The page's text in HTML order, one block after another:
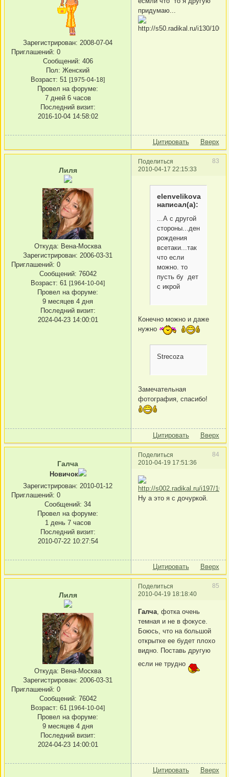
Зарегистрирован: 2008-07-04
Приглашений: 0
Сообщений: 406
Пол: Женский
Возраст: 51 [1975-04-18]
Провел на форуме:
7 дней 6 часов
Последний визит:
2016-10-04 14:58:02
придумаю...
Цитировать Вверх
Поделиться
83
2010-04-17 22:15:33
Лиля
Откуда: Вена-Москва
Зарегистрирован: 2006-03-31
Приглашений: 0
Сообщений: 76042
Возраст: 61 [1964-10-04]
Провел на форуме:
9 месяцев 4 дня
Последний визит:
2024-04-23 14:00:01
elenvelikova
написал(а):
...А с другой
стороны...день
рождения
всетаки...так
что если
можно. то
пусть бу дет
с икрой
Конечно можно и даже
нужно
Strecoza
Замечательная
фотография, спасибо!
Цитировать Вверх
Поделиться
84
2010-04-19 17:51:36
Галча
Новичок
Зарегистрирован: 2010-01-12
Приглашений: 0
Сообщений: 34
Провел на форуме:
1 день 7 часов
Последний визит:
2010-07-22 10:27:54
Ну а это я с дочуркой.
Цитировать Вверх
Поделиться
85
2010-04-19 18:18:40
Лиля
Откуда: Вена-Москва
Зарегистрирован: 2006-03-31
Приглашений: 0
Сообщений: 76042
Возраст: 61 [1964-10-04]
Провел на форуме:
9 месяцев 4 дня
Последний визит:
2024-04-23 14:00:01
Галча, фотка очень
темная и не в фокусе.
Боюсь, что на большой
открытке ее будет плохо
видно. Поставь другую
если не трудно
Цитировать Вверх